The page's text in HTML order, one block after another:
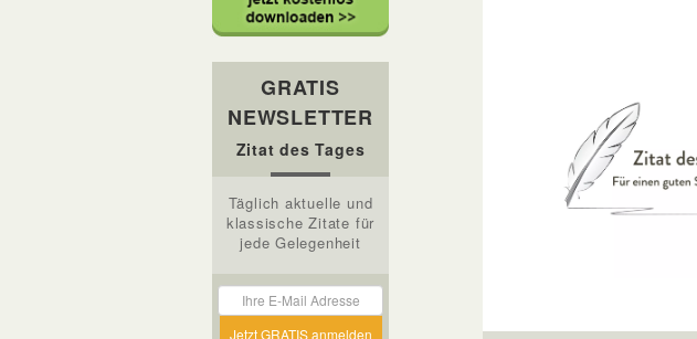
GRATIS
NEWSLETTER
Zitat des Tages
Täglich aktuelle und
klassische Zitate für
jede Gelegenheit